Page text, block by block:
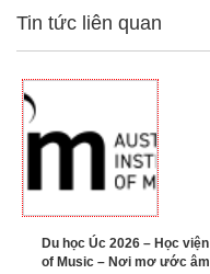
Tin tức liên quan
Du học Úc 2026 – Học
of Music – Nơi mơ ước